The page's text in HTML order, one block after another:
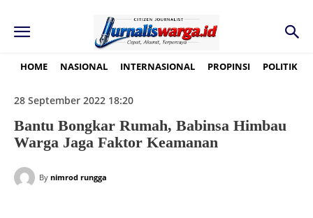
HOME NASIONAL INTERNASIONAL PROPINSI POLITIK
28 September 2022 18:20
Bantu Bongkar Rumah, Babinsa Himbau
Warga Jaga Faktor Keamanan
By nimrod rungga